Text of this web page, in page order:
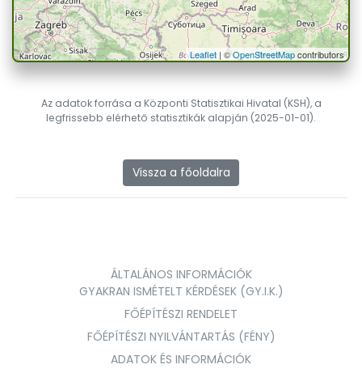
Leaflet| ©OpenStreetMapcontributors
Az adatok forrása a Központi Statisztikai Hivatal (KSH), a
legfrissebb elérhető statisztikák alapján (2025-01-01).
Vissza a főoldalra
ÁLTALÁNOS INFORMÁCIÓK
GYAKRAN ISMÉTELT KÉRDÉSEK (GY.I.K.)
FŐÉPÍTÉSZI RENDELET
FŐÉPÍTÉSZI NYILVÁNTARTÁS (FÉNY)
ADATOK ÉS INFORMÁCIÓK